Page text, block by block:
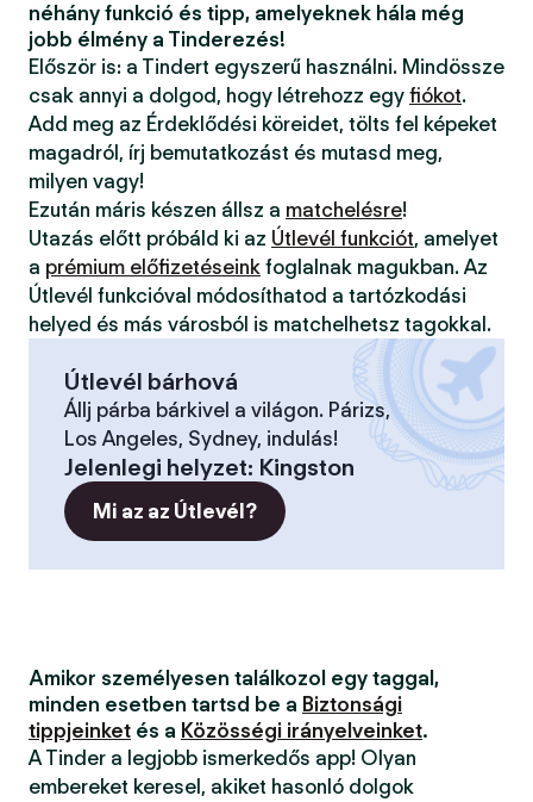
néhány funkció és tipp, amelyeknek hála még
jobb élmény a Tinderezés!
Először is: a Tindert egyszerű használni. Mindössze
csak annyi a dolgod, hogy létrehozz egy fiókot.
Add meg az Érdeklődési köreidet, tölts fel képeket
magadról, írj bemutatkozást és mutasd meg,
milyen vagy!
Ezután máris készen állsz a matchelésre!
Utazás előtt próbáld ki az Útlevél funkciót, amelyet
a prémium előfizetéseink foglalnak magukban. Az
Útlevél funkcióval módosíthatod a tartózkodási
helyed és más városból is matchelhetsz tagokkal.
Útlevél bárhová
Állj párba bárkivel a világon. Párizs,
Los Angeles, Sydney, indulás!
Jelenlegi helyzet: Kingston
Mi az az Útlevél?
Amikor személyesen találkozol egy taggal,
minden esetben tartsd be a Biztonsági
tippjeinket és a Közösségi irányelveinket.
A Tinder a legjobb ismerkedős app! Olyan
embereket keresel, akiket hasonló dolgok